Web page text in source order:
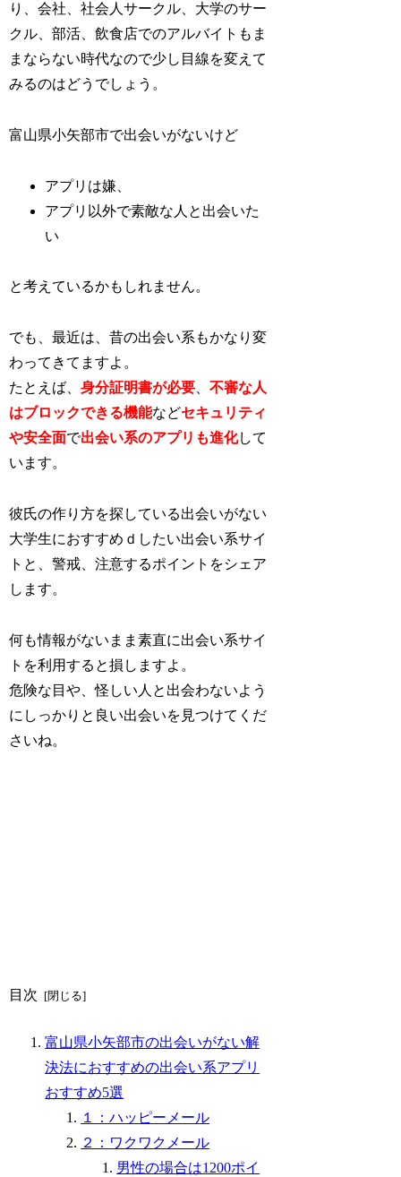
り、会社、社会人サークル、大学のサー
クル、部活、飲食店でのアルバイトもま
まならない時代なので少し目線を変えて
みるのはどうでしょう。
富山県小矢部市で出会いがないけど
アプリは嫌、
アプリ以外で素敵な人と出会いた
い
と考えているかもしれません。
でも、最近は、昔の出会い系もかなり変
わってきてますよ。
たとえば、身分証明書が必要 、不審な人
はブロックできる機能などセキュリティ
や安全面で出会い系のアプリも進化して
います。
彼氏の作り方を探している出会いがない
大学生におすすめｄしたい出会い系サイ
トと、警戒、注意するポイントをシェア
します。
何も情報がないまま素直に出会い系サイ
トを利用すると損しますよ。
危険な目や、怪しい人と出会わないよう
にしっかりと良い出会いを見つけてくだ
さいね。
目次
富山県小矢部市の出会いがない解
決法におすすめの出会い系アプリ
おすすめ5選
１：ハッピーメール
２：ワクワクメール
男性の場合は1200ポイ